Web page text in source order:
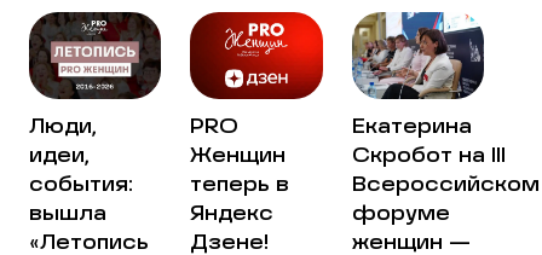
Люди,
идеи,
события:
вышла
«Летопись
PRO
Женщин
теперь в
Яндекс
Дзене!
Екатерина
Скробот на III
Всероссийском
форуме
женщин —